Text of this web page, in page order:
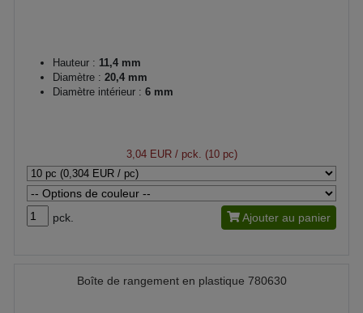
Hauteur : 11,4 mm
Diamètre : 20,4 mm
Diamètre intérieur : 6 mm
3,04 EUR/ pck. (10 pc)
pck. Ajouter au panier
Boîte de rangement en plastique 780630